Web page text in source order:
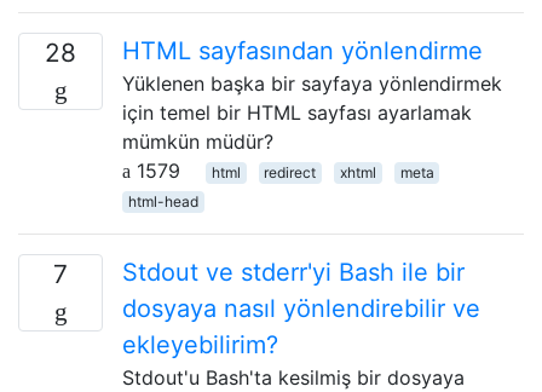
28 HTML sayfasından yönlendirme
Yüklenen başka bir sayfaya yönlendirmek
için temel bir HTML sayfası ayarlamak
mümkün müdür?
1579
html redirect xhtml
meta
html-head
7
Stdout ve stderr'yi Bash ile bir
dosyaya nasıl yönlendirebilir ve
ekleyebilirim?
Stdout'u Bash'ta kesilmiş bir dosyaya